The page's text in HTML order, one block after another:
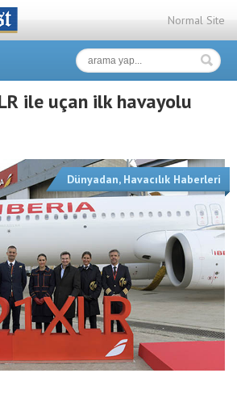
Normal Site
ile uçan ilk havayolu
Dünyadan, Havacılık Haberleri